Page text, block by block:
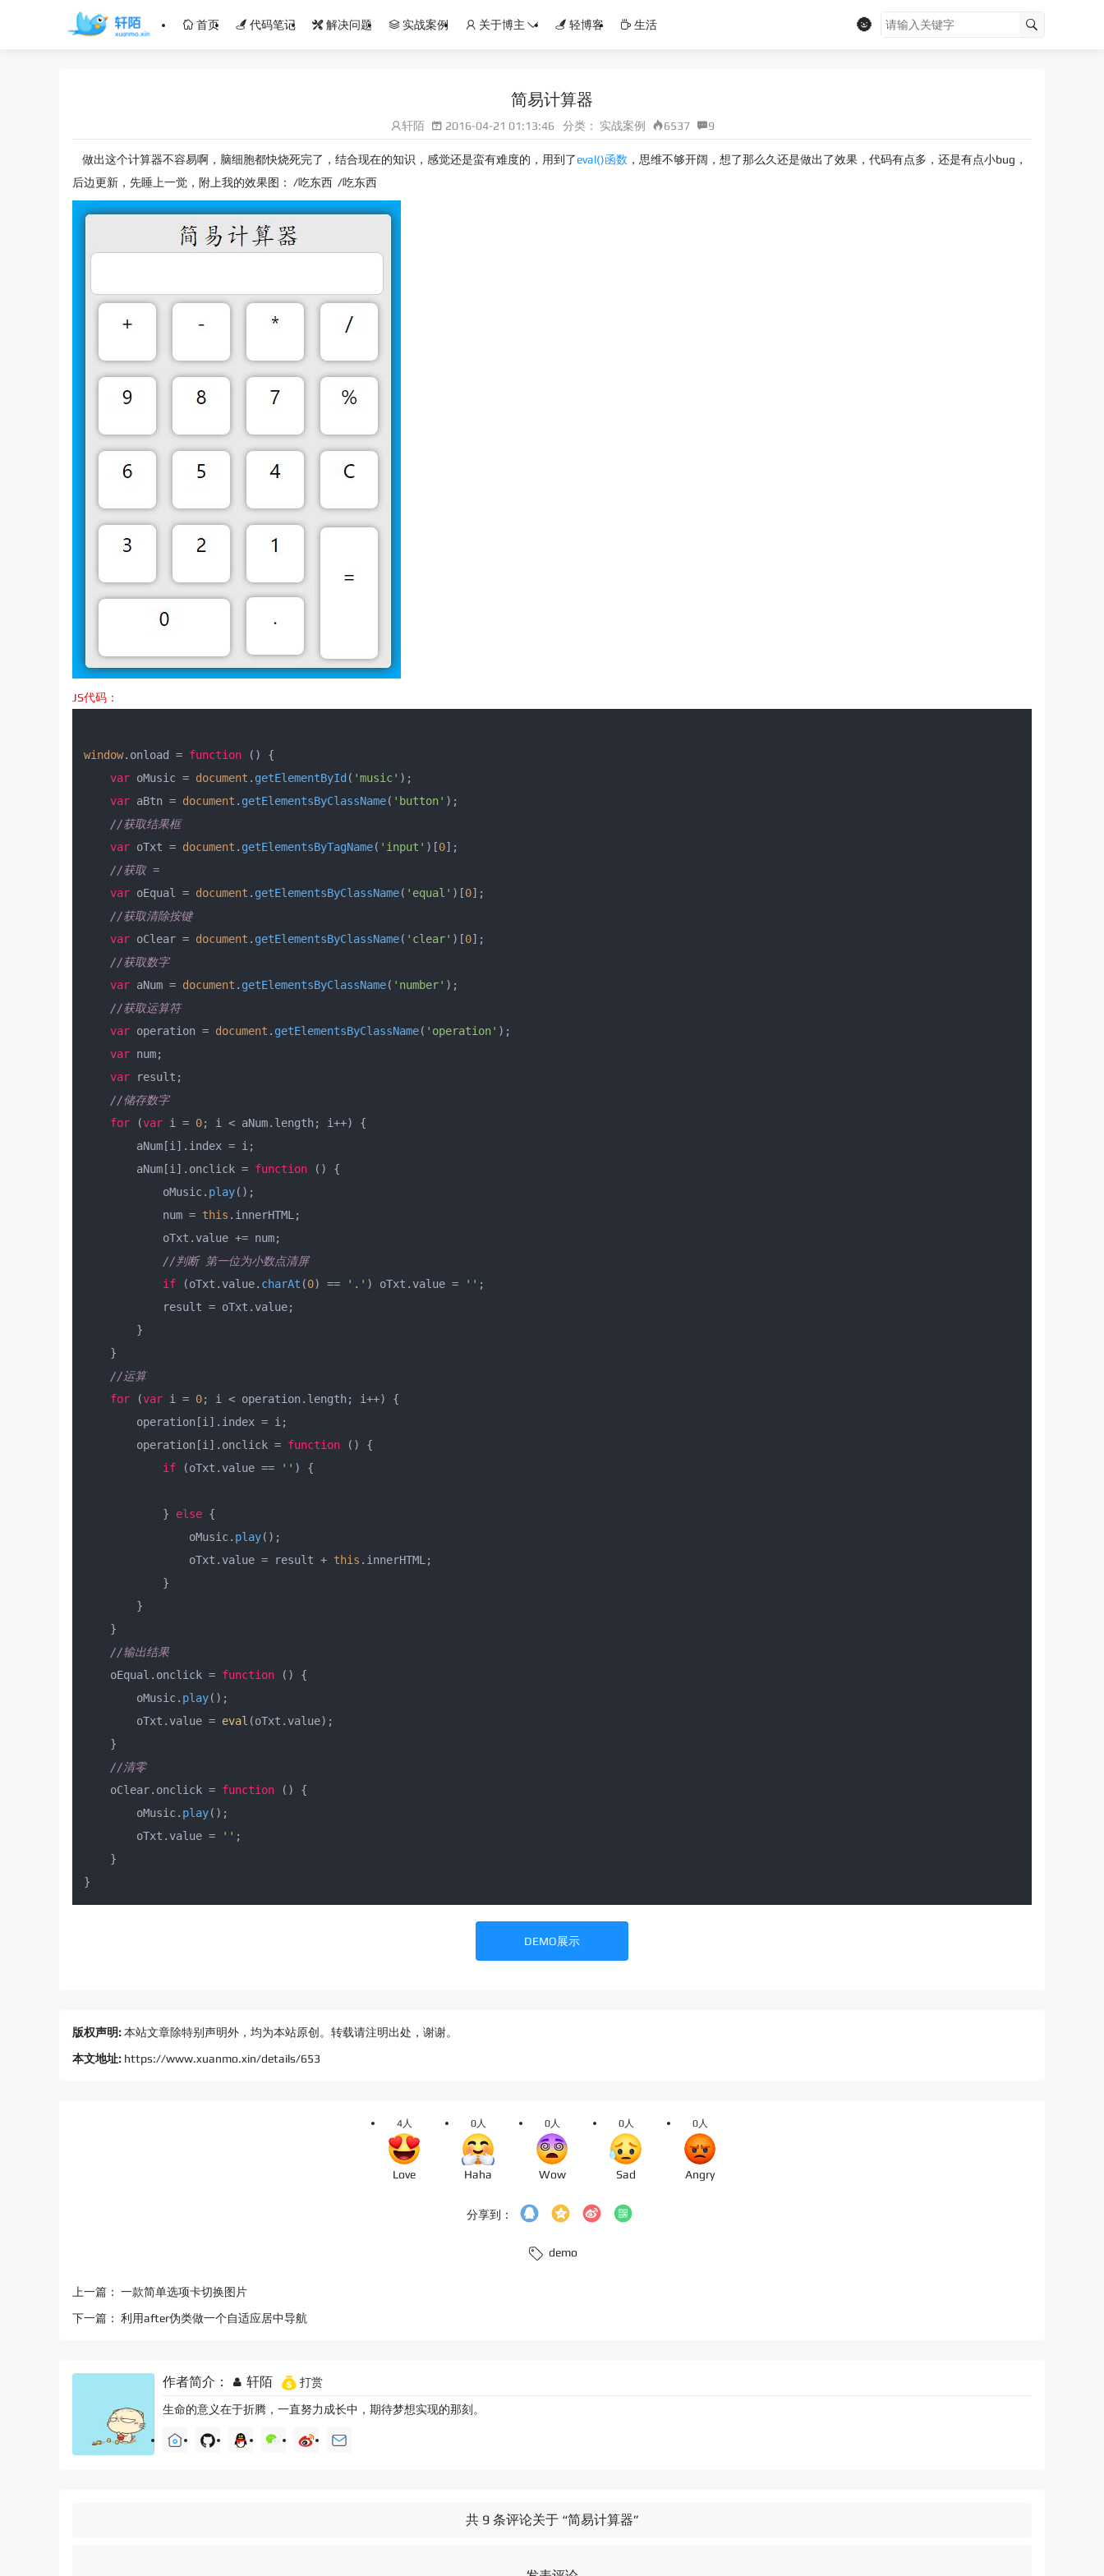
首页 代码笔记 解决问题 实战案例 关于博主 轻博客 生活 🌚
简易计算器
轩陌 2016-04-21 01:13:46 分类： 实战案例 6537 9
做出这个计算器不容易啊，脑细胞都快烧死完了，结合现在的知识，感觉还是蛮有难度的，用到了eval()函数 ，思维不够开阔，想了那么久还是做出了效果，代码有点多，还是有点小bug，
后边更新，先睡上一觉，附上我的效果图： /吃东西 /吃东西
JS代码：
window. onload = function ( ) {
var oMusic = document . getElementById ( 'music' );
var aBtn = document . getElementsByClassName( 'button' );
//获取结果框
var oTxt = document . getElementsByTagName( 'input' )[0];
//获取 =
var oEqual = document . getElementsByClassName( 'equal' )[0];
//获取清除按键
var oClear = document . getElementsByClassName( 'clear' )[0];
//获取数字
var aNum = document . getElementsByClassName( 'number' );
//获取运算符
var operation = document . getElementsByClassName( 'operation' );
var num;
var result;
//储存数字
for (var i = 0; i < aNum. length; i++) {
        aNum[i].
index = i;
        aNum[i].
onclick = function ( ) {
            oMusic.
play();
            num =
this . innerHTML ;
            oTxt.
value += num;
//判断 第一位为小数点清屏
if (oTxt. value. charAt (0) == '.' ) oTxt. value = '' ;
            result = oTxt.
value;
        }
    }
//运算
for (var i = 0; i < operation. length; i++) {
        operation[i].
index = i;
        operation[i].
onclick = function ( ) {
if (oTxt. value == '' ) {
            }
else {
                oMusic.
play();
                oTxt.
value = result + this . innerHTML ;
            }
        }
    }
//输出结果
    oEqual.
onclick = function ( ) {
        oMusic.
play();
        oTxt.
value = eval (oTxt. value);
    }
//清零
    oClear.
onclick = function ( ) {
        oMusic.
play();
        oTxt.
value = '' ;
    }
DEMO展示
版权声明:本站文章除特别声明外，均为本站原创。转载请注明出处，谢谢。
本文地址: https://www.xuanmo.xin/details/653
4人
Love
0人
Haha
0人
Wow
0人
Sad
0人
Angry
分享到：
demo
上一篇： 一款简单选项卡切换图片
下一篇： 利用after伪类做一个自适应居中导航
作者简介： 轩陌 打赏
生命的意义在于折腾，一直努力成长中，期待梦想实现的那刻。
共 9 条评论关于 “简易计算器”